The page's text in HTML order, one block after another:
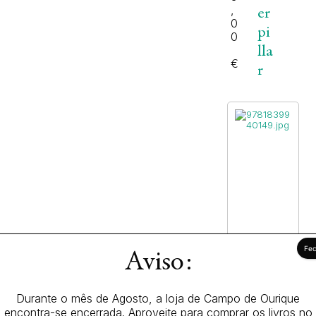
0
0
€
er
pi
lla
r
d
i
ag
h
Qu
Aviso:
Durante o mês de Agosto, a loja de Campo de Ourique
encontra-se encerrada. Aproveite para comprar os livros no